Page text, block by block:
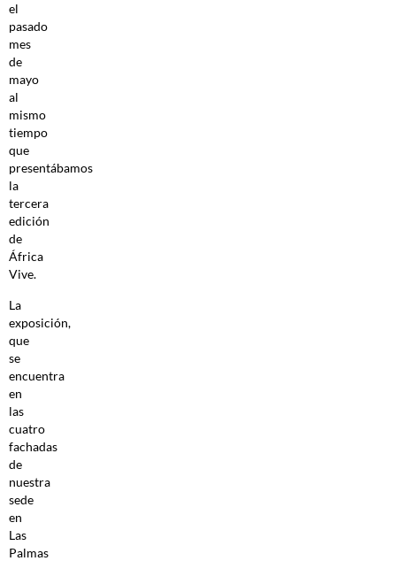
el
pasado
mes
de
mayo
al
mismo
tiempo
que
presentábamos
la
tercera
edición
de
África
Vive.
La
exposición,
que
se
encuentra
en
las
cuatro
fachadas
de
nuestra
sede
en
Las
Palmas